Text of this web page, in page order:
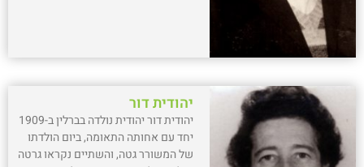
יהודית דור
יהודית דור יהודית נולדה בברלין ב-1909
יחד עם אחותה התאומה, ביום הולדתו
של המשורר גטה, והשתיים נקראו גרטה